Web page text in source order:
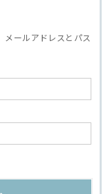
メールアドレスとパス